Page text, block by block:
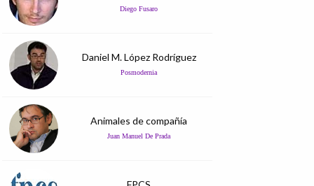
Diego Fusaro
Daniel M. López Rodríguez
Posmodernia
Animales de compañía
Juan Manuel De Prada